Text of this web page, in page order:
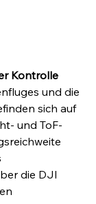
Kontrolle
und die
sich auf
und ToF-
die DJI